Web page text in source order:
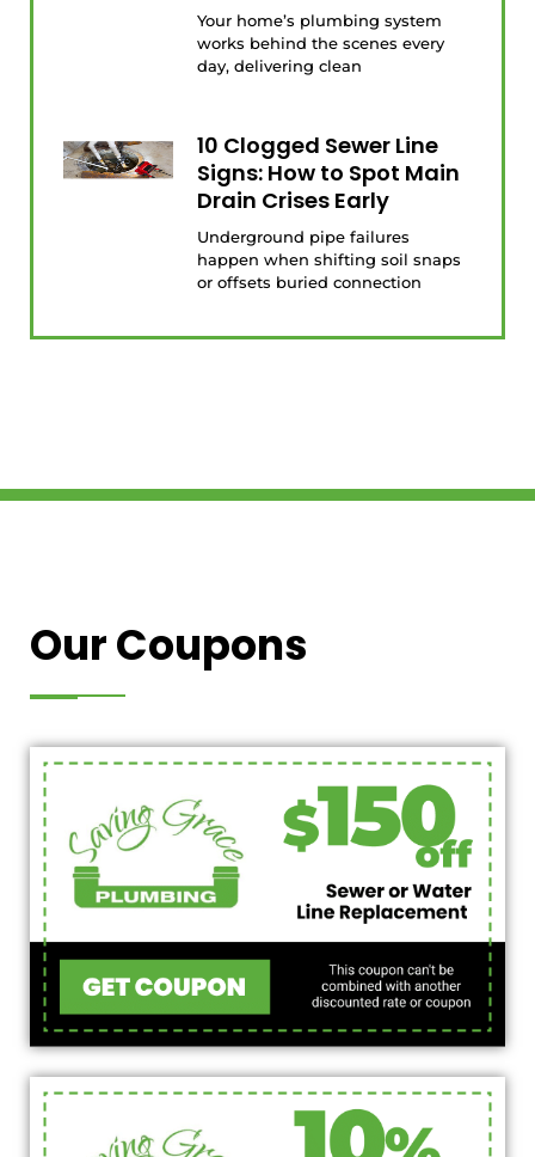
Your home’s plumbing system
works behind the scenes every
day, delivering clean
10 Clogged Sewer Line
Signs: How to Spot Main
Drain Crises Early
Underground pipe failures
happen when shifting soil snaps
or offsets buried connection
Our Coupons